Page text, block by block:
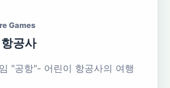
Games
공사
"공항"- 어린이 항공사의 여행